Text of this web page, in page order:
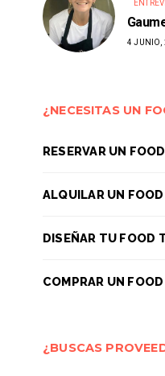
4 JUNIO,
¿NECESITAS UN
RESERVAR UN
ALQUILAR UN
DISEÑAR TU FOOD
COMPRAR UN
¿BUSCAS